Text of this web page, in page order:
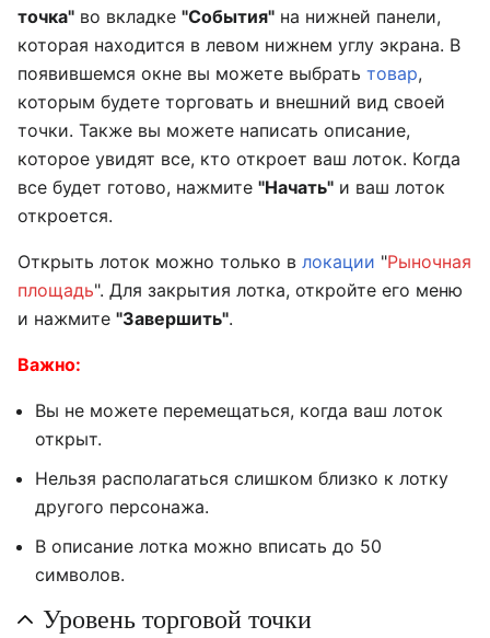
точка" во вкладке "События" на нижней панели,
которая находится в левом нижнем углу экрана. В
появившемся окне вы можете выбрать товар,
которым будете торговать и внешний вид своей
точки. Также вы можете написать описание,
которое увидят все, кто откроет ваш лоток. Когда
все будет готово, нажмите "Начать" и ваш лоток
откроется.
Открыть лоток можно только в локации "Рыночная
площадь". Для закрытия лотка, откройте его меню
и нажмите "Завершить".
Важно:
Вы не можете перемещаться, когда ваш лоток
открыт.
Нельзя располагаться слишком близко к лотку
другого персонажа.
В описание лотка можно вписать до 50
символов.
Уровень торговой точки